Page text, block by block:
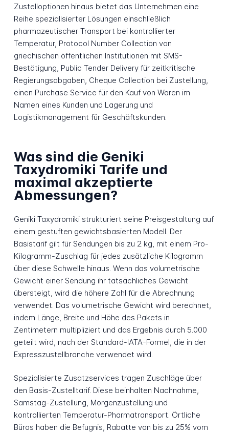
Zustelloptionen hinaus bietet das Unternehmen eine
Reihe spezialisierter Lösungen einschließlich
pharmazeutischer Transport bei kontrollierter
Temperatur, Protocol Number Collection von
griechischen öffentlichen Institutionen mit SMS-
Bestätigung, Public Tender Delivery für zeitkritische
Regierungsabgaben, Cheque Collection bei Zustellung,
einen Purchase Service für den Kauf von Waren im
Namen eines Kunden und Lagerung und
Logistikmanagement für Geschäftskunden.
Was sind die Geniki
Taxydromiki Tarife und
maximal akzeptierte
Abmessungen?
Geniki Taxydromiki strukturiert seine Preisgestaltung auf
einem gestuften gewichtsbasierten Modell. Der
Basistarif gilt für Sendungen bis zu 2 kg, mit einem Pro-
Kilogramm-Zuschlag für jedes zusätzliche Kilogramm
über diese Schwelle hinaus. Wenn das volumetrische
Gewicht einer Sendung ihr tatsächliches Gewicht
übersteigt, wird die höhere Zahl für die Abrechnung
verwendet. Das volumetrische Gewicht wird berechnet,
indem Länge, Breite und Höhe des Pakets in
Zentimetern multipliziert und das Ergebnis durch 5.000
geteilt wird, nach der Standard-IATA-Formel, die in der
Expresszustellbranche verwendet wird.
Spezialisierte Zusatzservices tragen Zuschläge über
den Basis-Zustelltarif. Diese beinhalten Nachnahme,
Samstag-Zustellung, Morgenzustellung und
kontrollierten Temperatur-Pharmatransport. Örtliche
Büros haben die Befugnis, Rabatte von bis zu 25% vom